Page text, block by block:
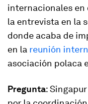
internacionales en
la entrevista en la
donde acaba de
en la reunión
asociación polaca
Pregunta: